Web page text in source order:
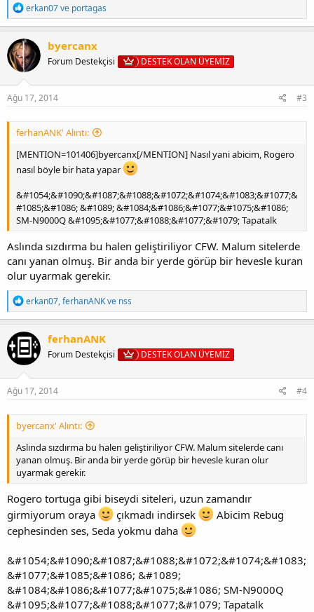
T
e
p
k
i
l
e
r
:
erkan07ve portagas
byercanx
Forum Destekçisi DESTEK OLAN ÜYEMİZ
Ağu 17, 2014 #3
ferhanANK' Alıntı:
[MENTION=101406]byercanx[/MENTION] Nasıl yani abicim, Rogero
nasıl böyle bir hata yapar
&#1054;&#1090;&#1087;&#1088;&#1072;&#1074;&#1083;&#1077;&
#1085;&#1086; &#1089; &#1084;&#1086;&#1077;&#1075;&#1086;
SM-N9000Q &#1095;&#1077;&#1088;&#1077;&#1079; Tapatalk
Aslında sızdırma bu halen geliştiriliyor CFW. Malum sitelerde
canı yanan olmuş. Bir anda bir yerde görüp bir hevesle kuran
olur uyarmak gerekir.
T
e
p
k
i
l
e
r
:
erkan07,ferhanANKve nss
ferhanANK
Forum Destekçisi DESTEK OLAN ÜYEMİZ
Ağu 17, 2014 #4
byercanx' Alıntı:
Aslında sızdırma bu halen geliştiriliyor CFW. Malum sitelerde canı
yanan olmuş. Bir anda bir yerde görüp bir hevesle kuran olur
uyarmak gerekir.
Rogero tortuga gibi biseydi siteleri, uzun zamandır
girmiyorum oraya
çıkmadı indirsek
Abicim Rebug
cephesinden ses, Seda yokmu daha
&#1054;&#1090;&#1087;&#1088;&#1072;&#1074;&#1083;
&#1077;&#1085;&#1086; &#1089;
&#1084;&#1086;&#1077;&#1075;&#1086; SM-N9000Q
&#1095;&#1077;&#1088;&#1077;&#1079; Tapatalk